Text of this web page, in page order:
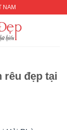
NAM
rêu đẹp tại